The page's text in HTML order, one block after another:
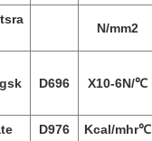
N/mm2
D696 X10-6N/℃
D976 Kcal/mhr℃